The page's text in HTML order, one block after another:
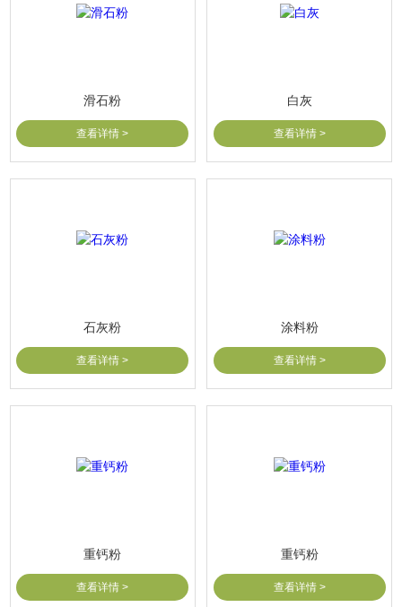
滑石粉
查看详情 >
白灰
查看详情 >
石灰粉
查看详情 >
涂料粉
查看详情 >
重钙粉
查看详情 >
重钙粉
查看详情 >